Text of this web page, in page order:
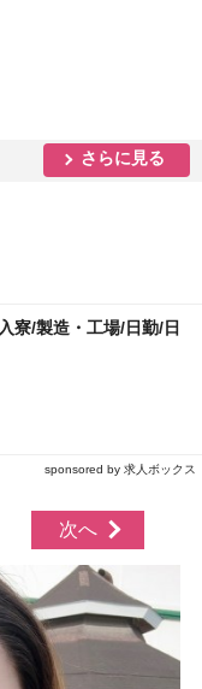
さらに見る
寮/製造・工場/日勤/日
sponsored by 求人ボックス
次へ